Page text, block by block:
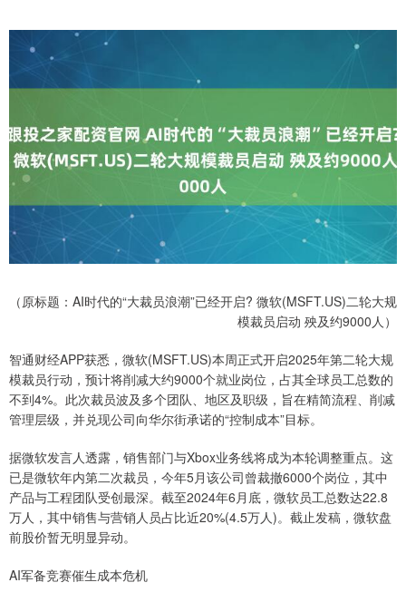
（原标题：AI时代的“大裁员浪潮”已经开启? 微软(MSFT.US)二轮大规
模裁员启动 殃及约9000人）
智通财经APP获悉，微软(MSFT.US)本周正式开启2025年第二轮大规
模裁员行动，预计将削减大约9000个就业岗位，占其全球员工总数的
不到4%。此次裁员波及多个团队、地区及职级，旨在精简流程、削减
管理层级，并兑现公司向华尔街承诺的“控制成本”目标。
据微软发言人透露，销售部门与Xbox业务线将成为本轮调整重点。这
已是微软年内第二次裁员，今年5月该公司曾裁撤6000个岗位，其中
产品与工程团队受创最深。截至2024年6月底，微软员工总数达22.8
万人，其中销售与营销人员占比近20%(4.5万人)。截止发稿，微软盘
前股价暂无明显异动。
AI军备竞赛催生成本危机